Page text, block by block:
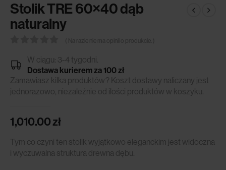
Stolik TRE 60×40 dąb
naturalny
( Na razie nie ma opinii o produkcie. )
W ciągu: 3-4 tygodni.
Dostawa kurierem za 100 zł
Zamawiasz kilka produktów? Koszt dostawy naliczany jest
jednorazowo, niezależnie od ilości produktów w koszyku.
1,010.00zł
Tym co czyni ten stolik wyjątkowo eleganckim jest widoczna
i wyczuwalna struktura drewna dębu.